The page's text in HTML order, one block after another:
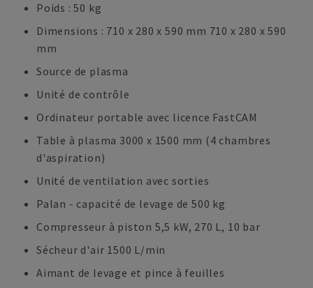
Poids : 50 kg
Dimensions : 710 x 280 x 590 mm 710 x 280 x 590
mm
Source de plasma
Unité de contrôle
Ordinateur portable avec licence FastCAM
Table à plasma 3000 x 1500 mm (4 chambres
d'aspiration)
Unité de ventilation avec sorties
Palan - capacité de levage de 500 kg
Compresseur à piston 5,5 kW, 270 L, 10 bar
Sécheur d'air 1500 L/min
Aimant de levage et pince à feuilles